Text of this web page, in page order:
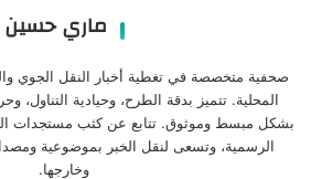
ماري حسين
صحفية متخصصة في تغطية أخبار النقل الجوي
المحلية. تتميز بدقة الطرح، وحيادية التناول،
بشكل مبسط وموثوق. تتابع عن كثب مستجدات
الرسمية، وتسعى لنقل الخبر بموضوعية
وخارجها.